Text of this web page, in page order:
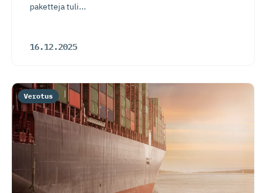
paketteja tuli...
16.12.2025
Verotus